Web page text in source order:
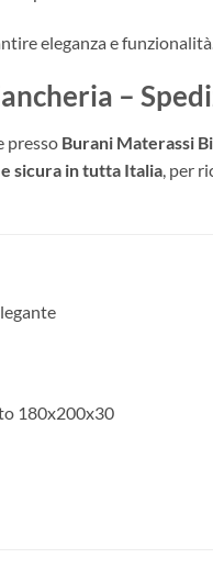
eleganza e funzionalità.
–
presso Burani Materassi
sicura in tutta Italia, per
180x200x30